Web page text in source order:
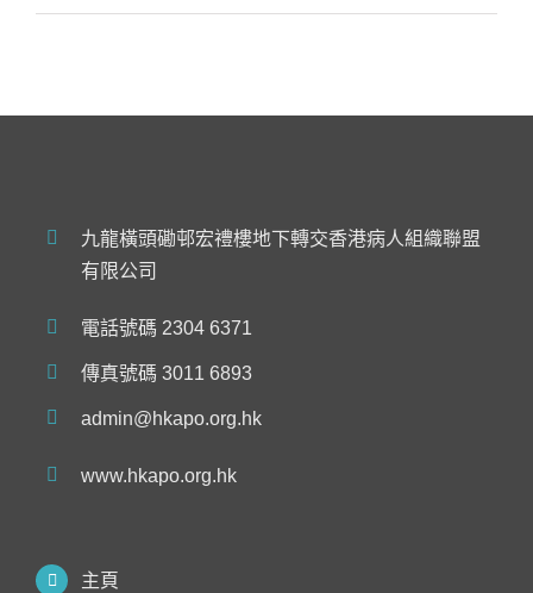
九龍橫頭磡邨宏禮樓地下轉交香港病人組織聯盟
有限公司
電話號碼 2304 6371
傳真號碼 3011 6893
admin@hkapo.org.hk
www.hkapo.org.hk
主頁